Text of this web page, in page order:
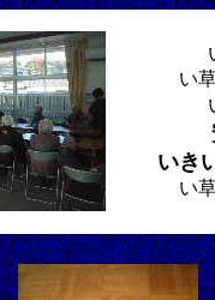
い
いき
い